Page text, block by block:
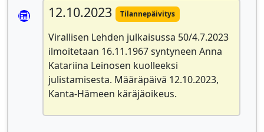
12.10.2023 Tilannepäivitys
Virallisen Lehden julkaisussa 50/4.7.2023
ilmoitetaan 16.11.1967 syntyneen Anna
Katariina Leinosen kuolleeksi
julistamisesta. Määräpäivä 12.10.2023,
Kanta-Hämeen käräjäoikeus.